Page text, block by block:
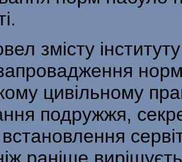
змісту
цивільному
подружжя,
раніше